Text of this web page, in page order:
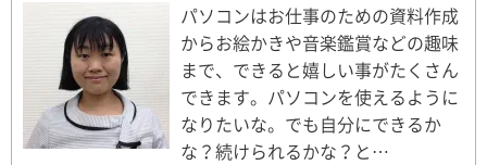
パソコンはお仕事のための資料作成
からお絵かきや音楽鑑賞などの趣味
まで、できると嬉しい事がたくさん
できます。パソコンを使えるように
なりたいな。でも自分にできるか
な？続けられるかな？と…